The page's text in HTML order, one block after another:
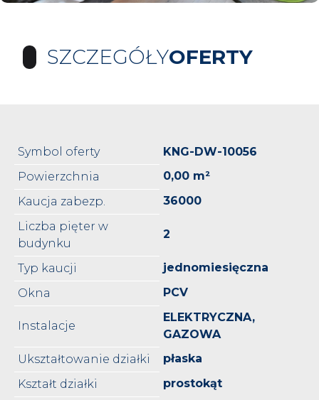
SZCZEGÓŁYOFERTY
Symbol oferty
KNG-DW-10056
Powierzchnia
0,00 m²
Kaucja zabezp.
36000
Liczba pięter w
budynku
2
Typ kaucji
jednomiesięczna
Okna
PCV
Instalacje
ELEKTRYCZNA,
GAZOWA
Ukształtowanie działki
płaska
Kształt działki
prostokąt